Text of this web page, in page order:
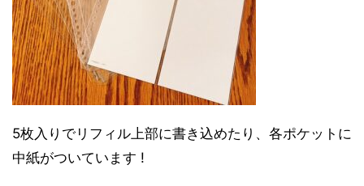
5枚入りでリフィル上部に書き込めたり、各ポケットに
中紙がついています !